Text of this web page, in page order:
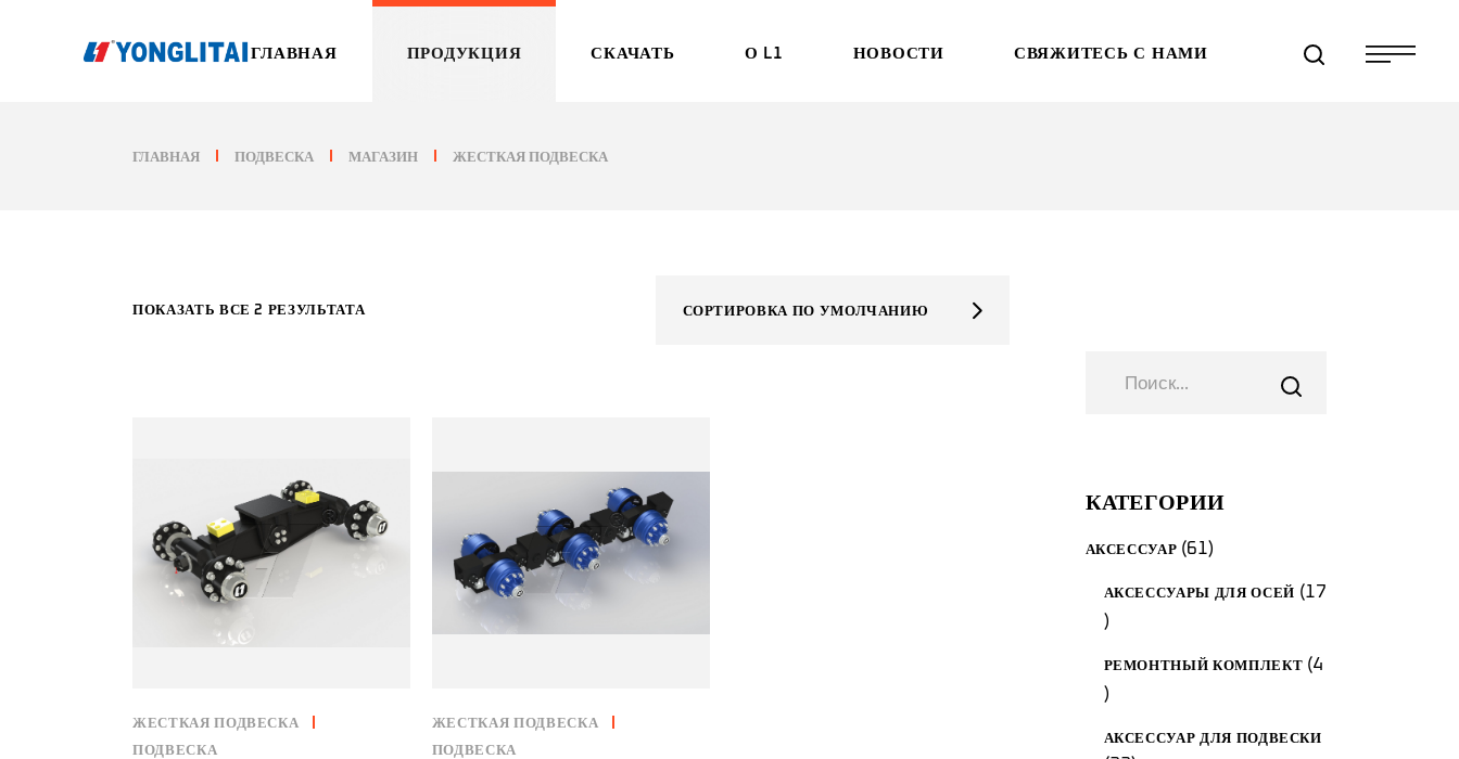
содержанию ГЛАВНАЯ ПРОДУКЦИЯ СКАЧАТЬ
БРОШЮРА
О L1 НОВОСТИ СВЯЖИТЕСЬ С НАМИ
ГЛАВНАЯ ПОДВЕСКА МАГАЗИН ЖЕСТКАЯ ПОДВЕСКА
ПОКАЗАТЬ ВСЕ 2 РЕЗУЛЬТАТА СОРТИРОВКА ПО УМОЛЧАНИЮ
ЖЕСТКАЯ ПОДВЕСКА
ПОДВЕСКА
ЖЕСТКАЯ ПОДВЕСКА
ПОДВЕСКА
КАТЕГОРИИ
АКСЕССУАР 6161
товар
АКСЕССУАРЫ ДЛЯ ОСЕЙ
17
17
товаров
РЕМОНТНЫЙ КОМПЛЕКТ
4
4
товара
АКСЕССУАР ДЛЯ ПОДВЕСКИ